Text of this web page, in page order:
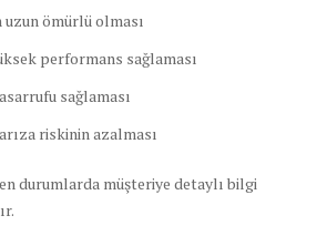
uzun ömürlü olması
performans sağlaması
sağlaması
riskinin azalması
durumlarda müşteriye detaylı bilgi